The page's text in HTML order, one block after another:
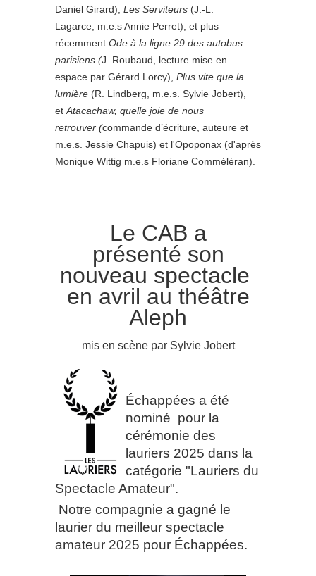
Daniel Girard), Les Serviteurs (J.-L.
Lagarce, m.e.s Annie Perret), et plus
récemment Ode à la ligne 29 des autobus
parisiens (J. Roubaud, lecture mise en
espace par Gérard Lorcy), Plus vite que la
lumière (R. Lindberg, m.e.s. Sylvie Jobert),
etAtacachaw, quelle joie de nous
retrouver (commande d’écriture, auteure et
m.e.s. Jessie Chapuis) et l'Opoponax (d'après
Monique Wittig m.e.s Floriane Comméléran).
Le CAB a
présenté son
nouveau spectacle
en avril au théâtre
Aleph
mis en scène par Sylvie Jobert
Échappées a été
nominé pour la
cérémonie des
lauriers 2025 dans la
catégorie "Lauriers du
Spectacle Amateur".
Notre compagnie a gagné le
laurier du meilleur spectacle
amateur 2025 pour Échappées.